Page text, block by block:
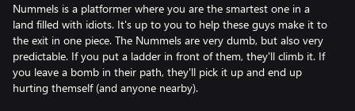
Nummels is a platformer where you are the smartest one in a
land filled with idiots. It's up to you to help these guys make it to
the exit in one piece. The Nummels are very dumb, but also very
predictable. If you put a ladder in front of them, they'll climb it. If
you leave a bomb in their path, they'll pick it up and end up
hurting themself (and anyone nearby).